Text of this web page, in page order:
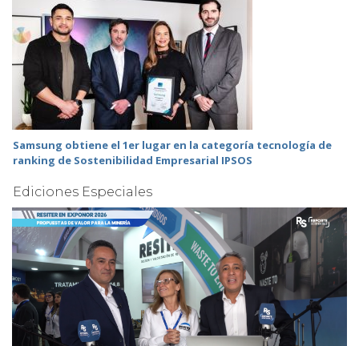
Samsung obtiene el 1er lugar en la categoría tecnología de
ranking de Sostenibilidad Empresarial IPSOS
Ediciones Especiales